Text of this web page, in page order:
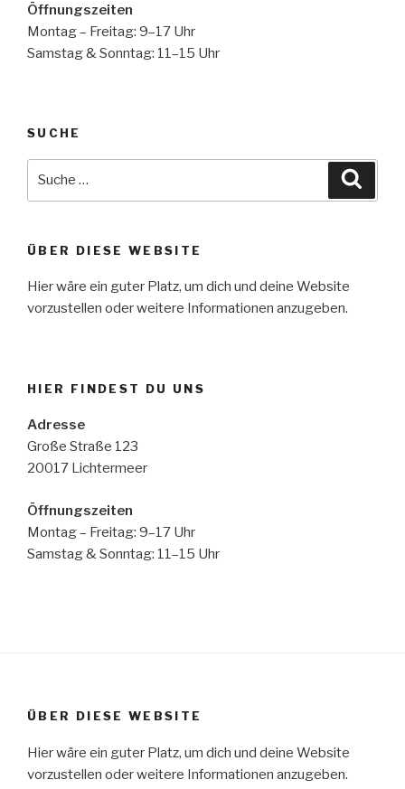
Öffnungszeiten
Montag – Freitag: 9–17 Uhr
Samstag & Sonntag: 11–15 Uhr
SUCHE
ÜBER DIESE WEBSITE
Hier wäre ein guter Platz, um dich und deine Website
vorzustellen oder weitere Informationen anzugeben.
HIER FINDEST DU UNS
Adresse
Große Straße 123
20017 Lichtermeer
Öffnungszeiten
Montag – Freitag: 9–17 Uhr
Samstag & Sonntag: 11–15 Uhr
ÜBER DIESE WEBSITE
Hier wäre ein guter Platz, um dich und deine Website
vorzustellen oder weitere Informationen anzugeben.